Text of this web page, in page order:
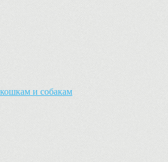
и собакам